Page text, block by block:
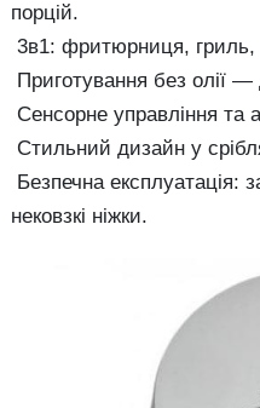
порцій.
3в1: фритюрниця, гриль,
Приготування без олії
Сенсорне управління та
Стильний дизайн у
Безпечна експлуатація:
нековзкі ніжки.